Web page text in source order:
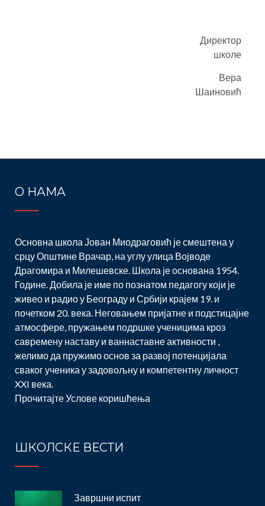
Директор
школе
Вера
Шаиновић
О НАМА
Основна школа Јован Миодраговић је смештена у
срцу Општине Врачар, на углу улица Војводе
Драгомира и Милешевске. Школа је основана 1954.
Године. Добила је име по познатом педагогу који је
живео и радио у Београду и Србији крајем 19. и
почетком 20. века. Неговањем пријатне и подстицајне
атмосфере, пружањем подршке ученицима кроз
савремену наставу и ваннаставне активности ,
желимо да пружимо основ за развој потенцијала
сваког ученика у задовољну и компетентну личност
XXI века.
ПрочитајтеУслове коришћења
ШКОЛСКЕ ВЕСТИ
Завршни испит